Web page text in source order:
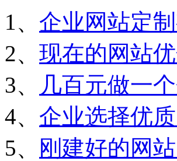
1、 企业网站定
2、 现在的网站
3、
几百元做一
4、 企业选择优
5、
刚建好的网